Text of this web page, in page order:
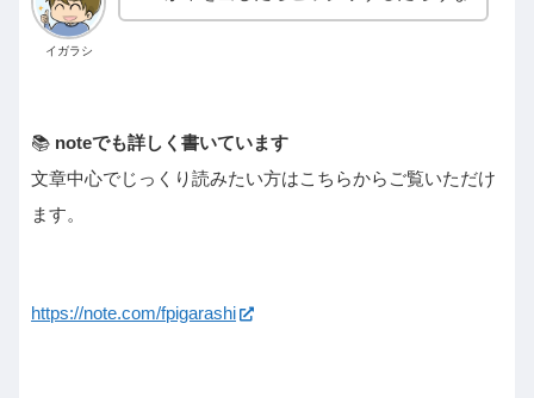
イガラシ
📚 noteでも詳しく書いています
文章中心でじっくり読みたい方はこちらからご覧いただけ
ます。
https://note.com/fpigarashi